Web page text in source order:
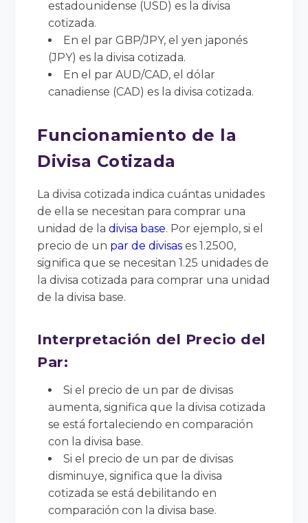
estadounidense (USD) es la divisa
cotizada.
En el par GBP/JPY, el yen japonés
(JPY) es la divisa cotizada.
En el par AUD/CAD, el dólar
canadiense (CAD) es la divisa cotizada.
Funcionamiento de la
Divisa Cotizada
La divisa cotizada indica cuántas unidades
de ella se necesitan para comprar una
unidad de ladivisa base. Por ejemplo, si el
precio de un par de divisas es 1.2500,
significa que se necesitan 1.25 unidades de
la divisa cotizada para comprar una unidad
de la divisa base.
Interpretación del Precio del
Par:
Si el precio de un par de divisas
aumenta, significa que la divisa cotizada
se está fortaleciendo en comparación
con la divisa base.
Si el precio de un par de divisas
disminuye, significa que la divisa
cotizada se está debilitando en
comparación con la divisa base.